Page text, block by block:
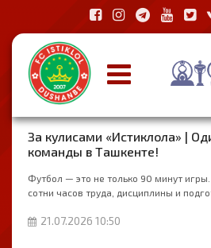
За кулисами «Истиклола» |
команды в Ташкенте!
Футбол — это не только 90 минут
сотни часов труда, дисциплины и
21.07.2026 10:50